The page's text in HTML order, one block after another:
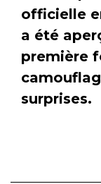
officielle
a été
première
surprises.